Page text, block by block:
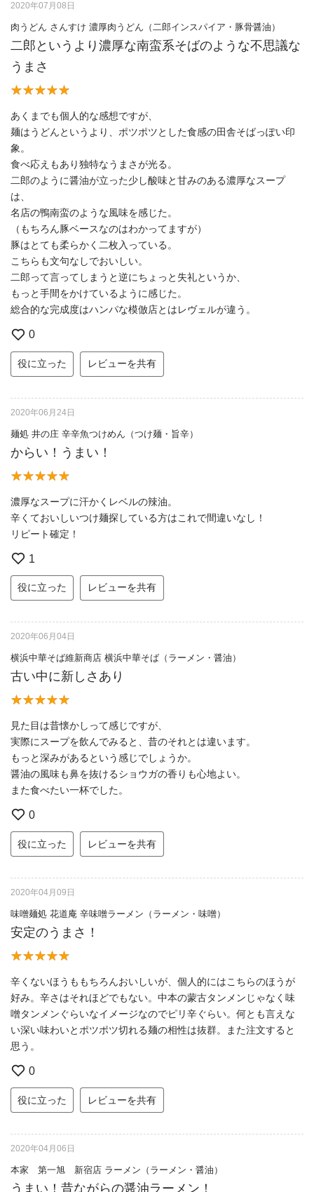
2020年07月08日
肉うどん さんすけ 濃厚肉うどん（二郎インスパイア・豚骨醤油）
二郎というより濃厚な南蛮系そばのような不思議な
うまさ
あくまでも個人的な感想ですが、
麺はうどんというより、ポツポツとした食感の田舎そばっぽい印
象。
食べ応えもあり独特なうまさが光る。
二郎のように醤油が立った少し酸味と甘みのある濃厚なスープ
は、
名店の鴨南蛮のような風味を感じた。
（もちろん豚ベースなのはわかってますが）
豚はとても柔らかく二枚入っている。
こちらも文句なしでおいしい。
二郎って言ってしまうと逆にちょっと失礼というか、
もっと手間をかけているように感じた。
総合的な完成度はハンパな模倣店とはレヴェルが違う。
0
役に立った レビューを共有
2020年06月24日
麺処 井の庄 辛辛魚つけめん（つけ麺・旨辛）
からい！うまい！
濃厚なスープに汗かくレベルの辣油。
辛くておいしいつけ麺探している方はこれで間違いなし！
リピート確定！
1
役に立った レビューを共有
2020年06月04日
横浜中華そば維新商店 横浜中華そば（ラーメン・醤油）
古い中に新しさあり
見た目は昔懐かしって感じですが、
実際にスープを飲んでみると、昔のそれとは違います。
もっと深みがあるという感じでしょうか。
醤油の風味も鼻を抜けるショウガの香りも心地よい。
また食べたい一杯でした。
0
役に立った レビューを共有
2020年04月09日
味噌麺処 花道庵 辛味噌ラーメン（ラーメン・味噌）
安定のうまさ！
辛くないほうももちろんおいしいが、個人的にはこちらのほうが
好み。辛さはそれほどでもない。中本の蒙古タンメンじゃなく味
噌タンメンぐらいなイメージなのでピリ辛ぐらい。何とも言えな
い深い味わいとポツポツ切れる麺の相性は抜群。また注文すると
思う。
0
役に立った レビューを共有
2020年04月06日
本家 第一旭 新宿店 ラーメン（ラーメン・醤油）
うまい！昔ながらの醤油ラーメン！